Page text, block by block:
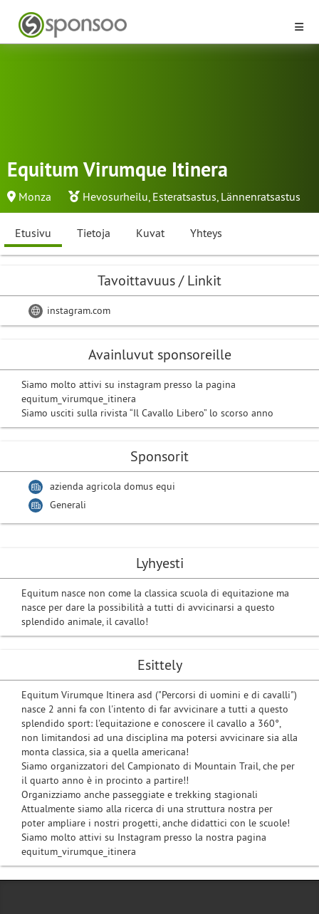
Equitum Virumque Itinera
Monza Hevosurheilu, Esteratsastus, Lännenratsastus
Etusivu Tietoja Kuvat Yhteys
Lyhyesti
Equitum nasce non come la classica scuola di equitazione ma
nasce per dare la possibilità a tutti di avvicinarsi a questo
splendido animale, il cavallo!
Esittely
Equitum Virumque Itinera asd ("Percorsi di uomini e di cavalli")
nasce 2 anni fa con l'intento di far avvicinare a tutti a questo
splendido sport: l'equitazione e conoscere il cavallo a 360°,
non limitandosi ad una disciplina ma potersi avvicinare sia alla
monta classica, sia a quella americana!
Siamo organizzatori del Campionato di Mountain Trail, che per
il quarto anno è in procinto a partire!!
Organizziamo anche passeggiate e trekking stagionali
Attualmente siamo alla ricerca di una struttura nostra per
poter ampliare i nostri progetti, anche didattici con le scuole!
Siamo molto attivi su Instagram presso la nostra pagina
equitum_virumque_itinera
Tavoittavuus / Linkit
instagram.com
Avainluvut sponsoreille
Siamo molto attivi su instagram presso la pagina
equitum_virumque_itinera
Siamo usciti sulla rivista “Il Cavallo Libero” lo scorso anno
Sponsorit
azienda agricola domus equi
Generali